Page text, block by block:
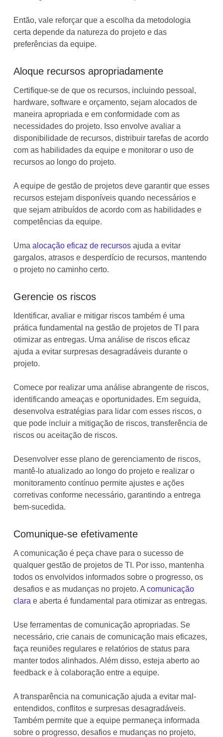
Então, vale reforçar que a escolha da metodologia
certa depende da natureza do projeto e das
preferências da equipe.
Aloque recursos apropriadamente
Certifique-se de que os recursos, incluindo pessoal,
hardware, software e orçamento, sejam alocados de
maneira apropriada e em conformidade com as
necessidades do projeto. Isso envolve avaliar a
disponibilidade de recursos, distribuir tarefas de acordo
com as habilidades da equipe e monitorar o uso de
recursos ao longo do projeto.
A equipe de gestão de projetos deve garantir que esses
recursos estejam disponíveis quando necessários e
que sejam atribuídos de acordo com as habilidades e
competências da equipe.
Uma alocação eficaz de recursos ajuda a evitar
gargalos, atrasos e desperdício de recursos, mantendo
o projeto no caminho certo.
Gerencie os riscos
Identificar, avaliar e mitigar riscos também é uma
prática fundamental na gestão de projetos de TI para
otimizar as entregas. Uma análise de riscos eficaz
ajuda a evitar surpresas desagradáveis durante o
projeto.
Comece por realizar uma análise abrangente de riscos,
identificando ameaças e oportunidades. Em seguida,
desenvolva estratégias para lidar com esses riscos, o
que pode incluir a mitigação de riscos, transferência de
riscos ou aceitação de riscos.
Desenvolver esse plano de gerenciamento de riscos,
mantê-lo atualizado ao longo do projeto e realizar o
monitoramento contínuo permite ajustes e ações
corretivas conforme necessário, garantindo a entrega
bem-sucedida.
Comunique-se efetivamente
A comunicação é peça chave para o sucesso de
qualquer gestão de projetos de TI. Por isso, mantenha
todos os envolvidos informados sobre o progresso, os
desafios e as mudanças no projeto. A comunicação
clara e aberta é fundamental para otimizar as entregas.
Use ferramentas de comunicação apropriadas. Se
necessário, crie canais de comunicação mais eficazes,
faça reuniões regulares e relatórios de status para
manter todos alinhados. Além disso, esteja aberto ao
feedback e à colaboração entre a equipe.
A transparência na comunicação ajuda a evitar mal-
entendidos, conflitos e surpresas desagradáveis.
Também permite que a equipe permaneça informada
sobre o progresso, desafios e mudanças no projeto,